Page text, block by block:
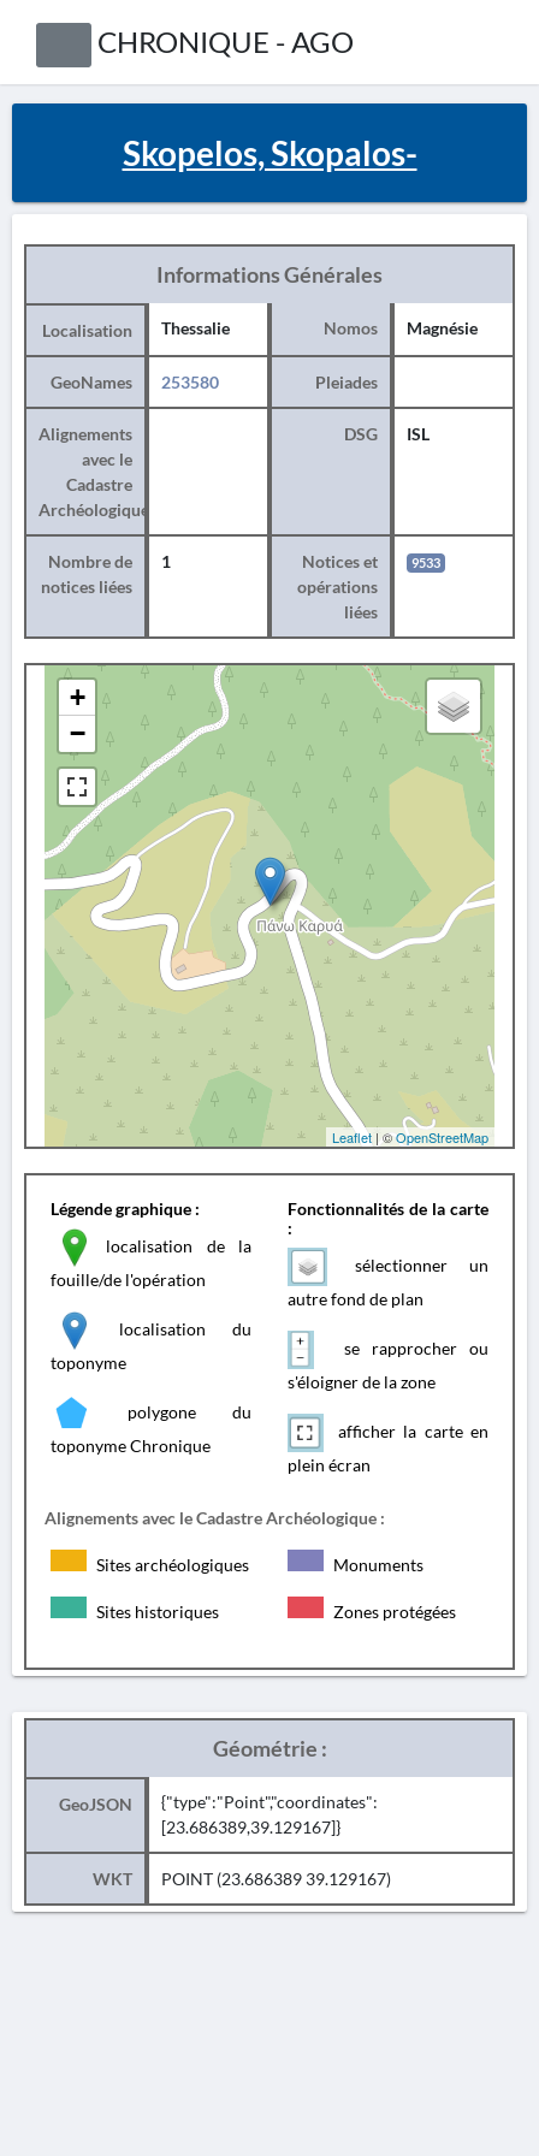
CHRONIQUE - AGO
Skopelos, Skopalos-
Informations Générales
Localisation Thessalie Nomos Magnésie
GeoNames 253580 Pleiades
Alignements
avec le
Cadastre
Archéologique
DSG ISL
Nombre de
notices liées
1
Notices et
opérations
liées
9533
+
−
Leaflet | ©OpenStreetMap
Légende graphique :
localisation de la
fouille/de l'opération
localisation du
toponyme
polygone du
toponyme Chronique
Fonctionnalités de la carte
:
sélectionner un
autre fond de plan
se rapprocher ou
s'éloigner de la zone
afficher la carte en
plein écran
Alignements avec le Cadastre Archéologique :
Sites archéologiques Monuments
Sites historiques Zones protégées
Géométrie :
GeoJSON
{"type":"Point","coordinates":
[23.686389,39.129167]}
WKT POINT (23.686389 39.129167)